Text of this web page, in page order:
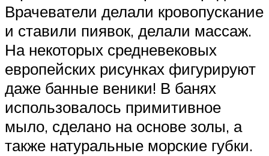
Врачеватели делали кровопускание
и ставили пиявок, делали массаж.
На некоторых средневековых
европейских рисунках фигурируют
даже банные веники! В банях
использовалось примитивное
мыло, сделано на основе золы, а
также натуральные морские губки.